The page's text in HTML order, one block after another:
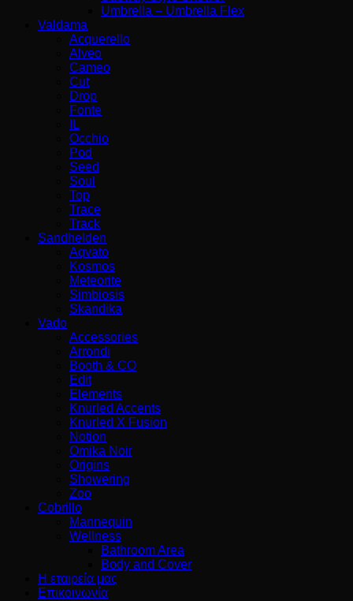
Umbrella – Umbrella Flex
Valdama
Acquerello
Alveo
Cameo
Cut
Drop
Fonte
IL
Occhio
Pod
Seed
Soul
Top
Trace
Track
Sandhelden
Aqvato
Kosmos
Meteorite
Simbiosis
Skandika
Vado
Accessories
Arrondi
Booth & CO
Edit
Elements
Knurled Accents
Knurled X Fusion
Notion
Omika Noir
Origins
Showering
Zoo
Cobrillo
Mannequin
Wellness
Bathroom Area
Body and Cover
Η εταιρεία μας
Επικοινωνία